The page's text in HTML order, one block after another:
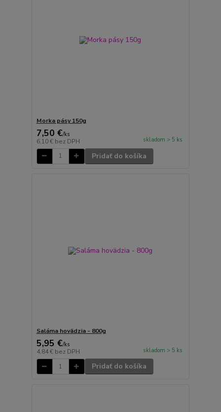
Morka pásy 150g
7,50 €/ks
6,10 € bez DPH skladom > 5 ks
Pridať do košíka
Saláma hovädzia - 800g
5,95 €/ks
4,84 € bez DPH skladom > 5 ks
Pridať do košíka